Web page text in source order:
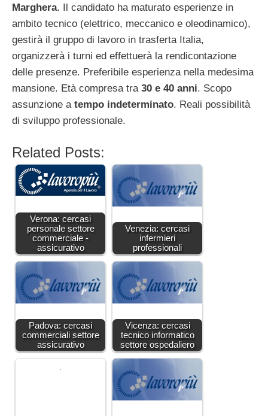
Marghera. Il candidato ha maturato esperienze in
ambito tecnico (elettrico, meccanico e oleodinamico),
gestirà il gruppo di lavoro in trasferta Italia,
organizzerà i turni ed effettuerà la rendicontazione
delle presenze. Preferibile esperienza nella medesima
mansione. Età compresa tra 30 e 40 anni. Scopo
assunzione a tempo indeterminato. Reali possibilità
di sviluppo professionale.
Related Posts:
Verona: cercasi
personale settore
commerciale -
assicurativo
Venezia: cercasi
infermieri
professionali
Padova: cercasi
commerciali settore
assicurativo
Vicenza: cercasi
tecnico informatico
settore ospedaliero